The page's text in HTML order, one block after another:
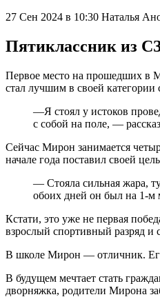
27 Сен 2024 в 10:30 Наталья
Пятиклассник из
Первое место на прошедших в
стал лучшим в своей
—Я стоял у истоков
с собой на поле, —
Сейчас Мирон занимается
начале года поставил своей
— Стояла сильная жара,
обоих дней он был на 1-м
Кстати, это уже не первая
взрослый спортивный разряд и
В школе Мирон — отличник.
В будущем мечтает стать
дворняжка, родители Мирона